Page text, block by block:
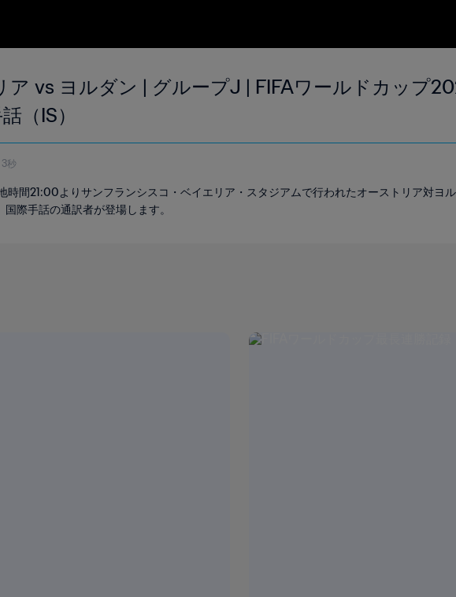
ア vs ヨルダン | グループJ | FIFAワールドカップ
（IS）
秒
時間21:00よりサンフランシスコ・ベイエリア・スタジアムで行われたオーストリア対ヨ
際手話の通訳者が登場します。